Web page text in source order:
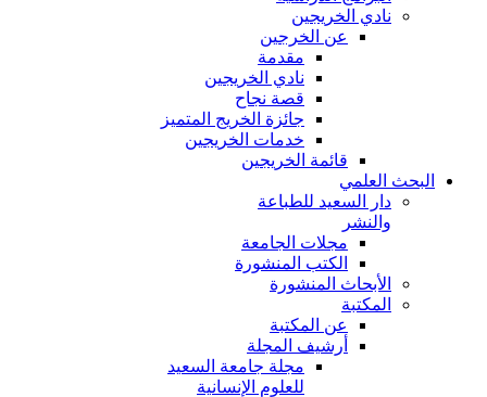
نادي الخريجين
عن الخرجين
مقدمة
نادي الخريجين
قصة نجاح
جائزة الخريج المتميز
خدمات الخريجين
قائمة الخريجين
البحث العلمي
دار السعيد للطباعة
والنشر
مجلات الجامعة
الكتب المنشورة
الأبحاث المنشورة
المكتبة
عن المكتبة
أرشيف المجلة
مجلة جامعة السعيد
للعلوم الإنسانية